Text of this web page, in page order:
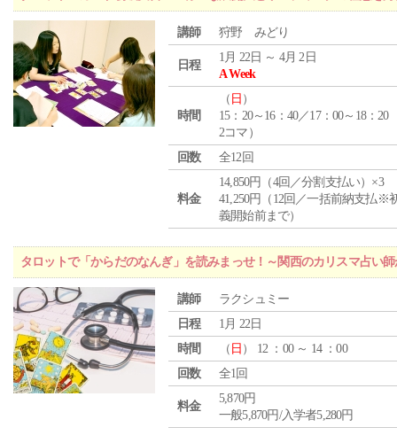
講師 狩野 みどり
日程
1月 22日 ～ 4月 2日
A Week
時間
（ 日 ）
15：20～16：40／17：00～18：20
2コマ）
回数
全12回
料金
14,850円（4回／分割支払い）×3
41,250円（12回／一括前納支払※
義開始前まで）
タロットで「からだのなんぎ」を読みまっせ！～関西のカリスマ占い
講師
ラクシュミー
日程
1月 22日
時間
（ 日 ） 12 ：00 ～ 14 ：00
回数
全1回
料金
5,870円
一般5,870円/入学者5,280円